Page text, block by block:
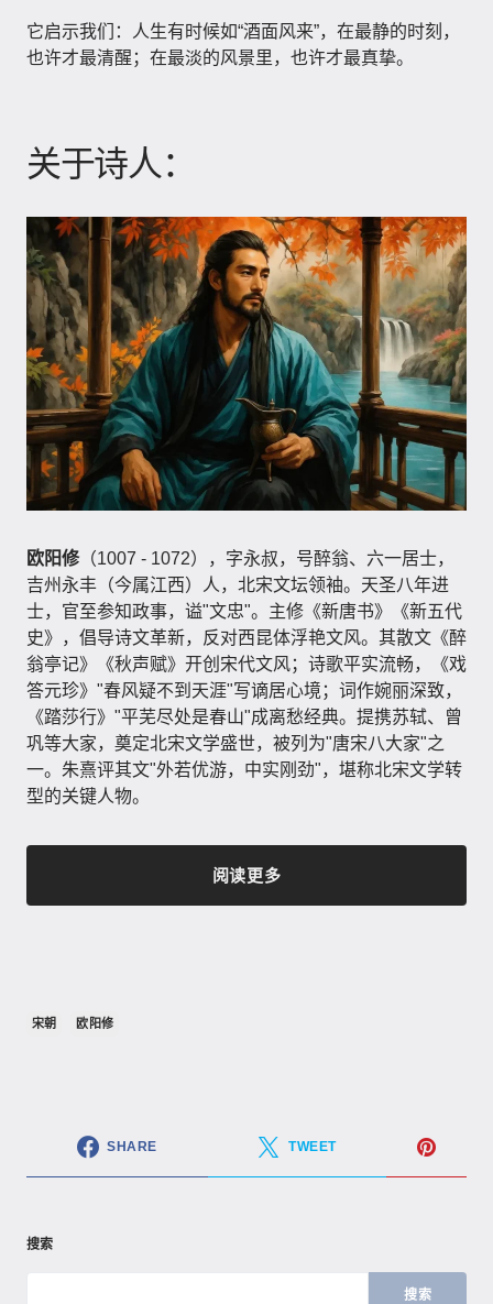
它启示我们：人生有时候如“酒面风来”，在最静的时刻，
也许才最清醒；在最淡的风景里，也许才最真挚。
关于诗人：
欧阳修（1007 - 1072），字永叔，号醉翁、六一居士，
吉州永丰（今属江西）人，北宋文坛领袖。天圣八年进
士，官至参知政事，谥"文忠"。主修《新唐书》《新五代
史》，倡导诗文革新，反对西昆体浮艳文风。其散文《醉
翁亭记》《秋声赋》开创宋代文风；诗歌平实流畅，《戏
答元珍》"春风疑不到天涯"写谪居心境；词作婉丽深致，
《踏莎行》"平芜尽处是春山"成离愁经典。提携苏轼、曾
巩等大家，奠定北宋文学盛世，被列为"唐宋八大家"之
一。朱熹评其文"外若优游，中实刚劲"，堪称北宋文学转
型的关键人物。
阅读更多
宋朝 欧阳修
SHARE TWEET
搜索
搜索